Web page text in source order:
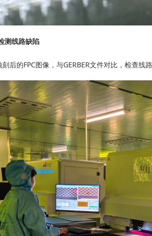
测线路缺陷
后的FPC图像，与GERBER文件对比，检查线